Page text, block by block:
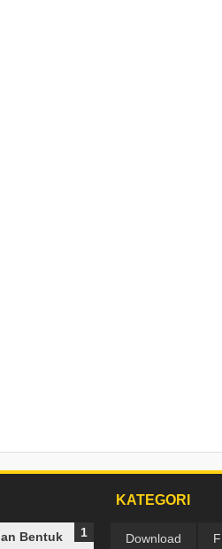
Bentuk
KATEGORI
Download